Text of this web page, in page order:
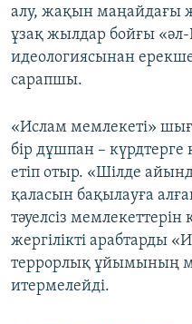
алу, жақын маңайдағы
ұзақ жылдар бойғы
идеологиясынан
сарапшы.
«Ислам мемлекеті»
бір дұшпан –
етіп отыр. «Шілде
қаласын бақылауға
тәуелсіз
жергілікті арабтарды
террорлық ұйымының
итермелейді.